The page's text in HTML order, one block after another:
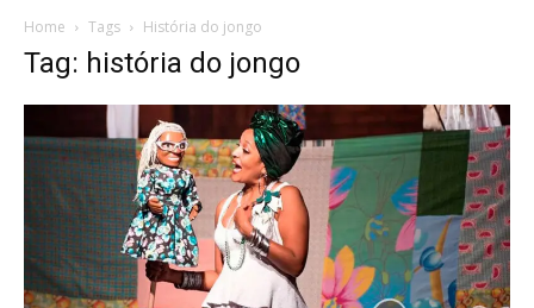
Home Tags História do jongo
Tag: história do jongo